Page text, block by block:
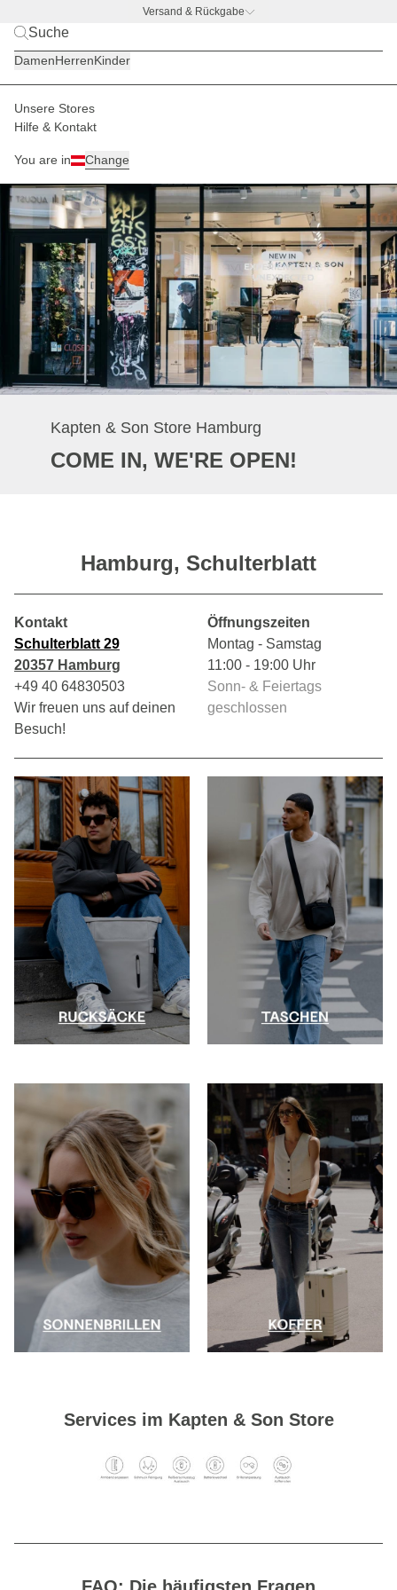
Versand & Rückgabe
DamenHerrenKinder
Unsere Stores
Hilfe & Kontakt
You are in Change
Home Kapten Son Store Hamburg
Kapten & Son Store Hamburg
COME IN, WE'RE OPEN!
Hamburg, Schulterblatt
Kontakt
Schulterblatt 29
20357 Hamburg
+49 40 64830503
Wir freuen uns auf deinen
Besuch!
Öffnungszeiten
Montag - Samstag
11:00 - 19:00 Uhr
Sonn- & Feiertags
geschlossen
Services im Kapten & Son Store